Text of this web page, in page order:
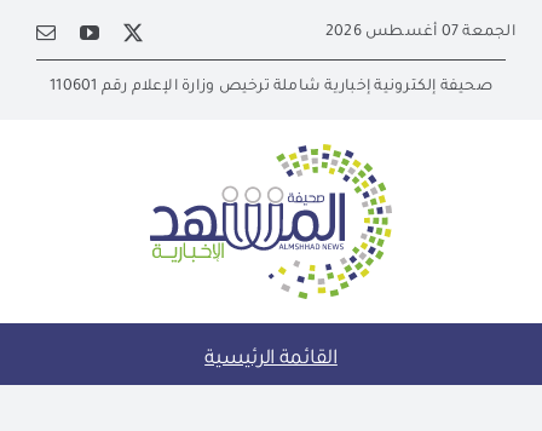
content
الجمعة 07 أغسطس 2026
صحيفة إلكترونية إخبارية شاملة ترخيص وزارة الإعلام رقم 110601
القائمة الرئيسية